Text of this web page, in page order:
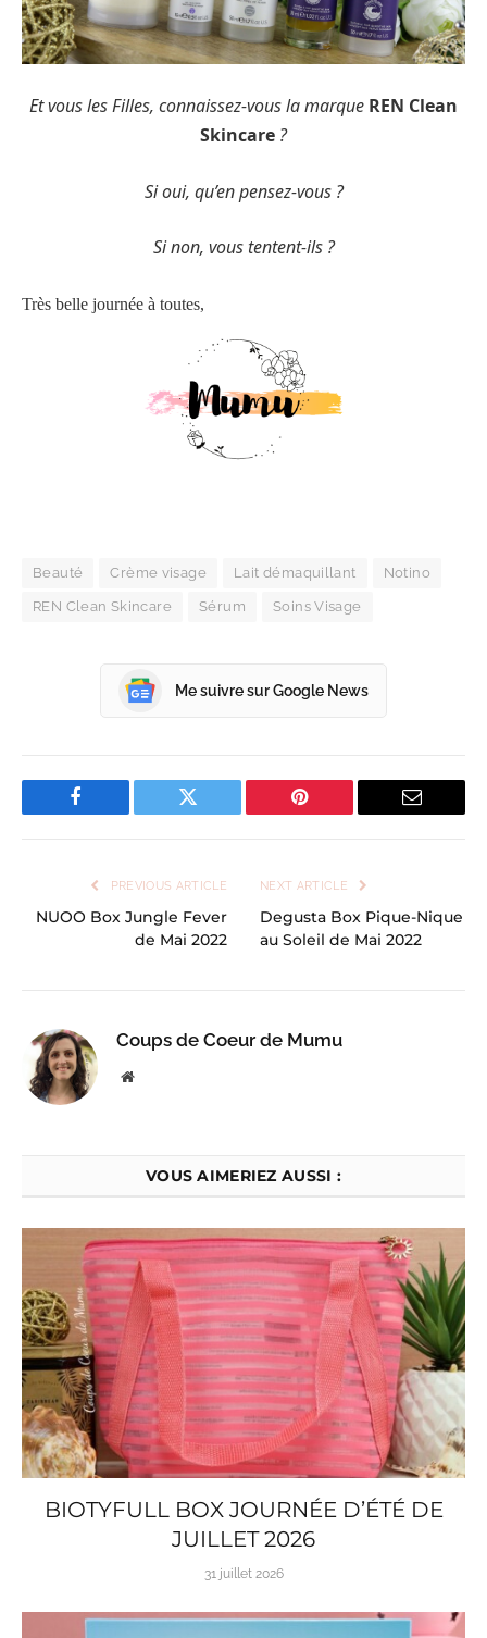
Et vous les Filles, connaissez-vous la marque REN Clean
Skincare ?
Si oui, qu’en pensez-vous ?
Si non, vous tentent-ils ?
Très belle journée à toutes,
Beauté Crème visage Lait démaquillant Notino
REN Clean Skincare Sérum Soins Visage
Me suivre sur Google News
Facebook Twitter Pinterest Email
PREVIOUS ARTICLE
NUOO Box Jungle Fever
de Mai 2022
NEXT ARTICLE
Degusta Box Pique-Nique
au Soleil de Mai 2022
Coups de Coeur de Mumu
Website
VOUS AIMERIEZ AUSSI :
BIOTYFULL BOX JOURNÉE D’ÉTÉ DE
JUILLET 2026
31 juillet 2026